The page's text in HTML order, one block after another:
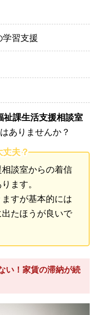
学習支援
祉課生活支援相談室
ありませんか？
丈夫？
談室からの着信
ます。
すが基本的には
たほうが良いで
い！家賃の滞納が続